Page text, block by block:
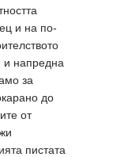
и на по-
и напредна
за
до
от
пистата